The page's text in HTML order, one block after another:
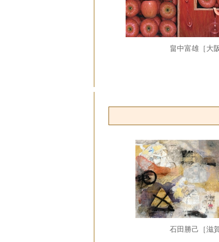
畠中富雄［大
石田勝己［滋